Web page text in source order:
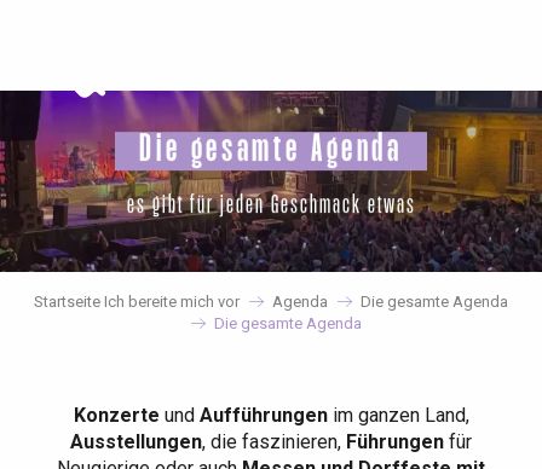
principal
Die gesamte Agenda
es gibt für jeden Geschmack etwas
Startseite Ich bereite mich vor Agenda
Die gesamte Agenda
Die gesamte Agenda
Konzerte und Aufführungenim ganzen Land,
Ausstellungen, die faszinieren, Führungen für